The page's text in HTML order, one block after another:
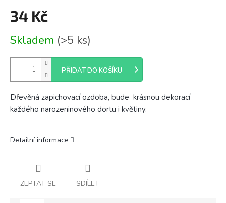
34 Kč
cena:
Skladem (>5 ks)
PŘIDAT DO KOŠÍKU
Dřevěná zapichovací ozdoba, bude krásnou dekorací
každého narozeninového dortu i květiny.
Detailní informace
ZEPTAT SE SDÍLET